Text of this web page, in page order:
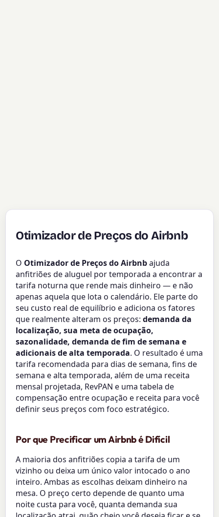
Otimizador de Preços do Airbnb
O Otimizador de Preços do Airbnbajuda
anfitriões de aluguel por temporada a encontrar a
tarifa noturna que rende mais dinheiro — e não
apenas aquela que lota o calendário. Ele parte do
seu custo real de equilíbrio e adiciona os fatores
que realmente alteram os preços:demanda da
localização, sua meta de ocupação,
sazonalidade, demanda de fim de semana e
adicionais de alta temporada. O resultado é uma
tarifa recomendada para dias de semana, fins de
semana e alta temporada, além de uma receita
mensal projetada, RevPAN e uma tabela de
compensação entre ocupação e receita para você
definir seus preços com foco estratégico.
Por que Precificar um Airbnb é Difícil
A maioria dos anfitriões copia a tarifa de um
vizinho ou deixa um único valor intocado o ano
inteiro. Ambas as escolhas deixam dinheiro na
mesa. O preço certo depende de quanto uma
noite custa para você, quanta demanda sua